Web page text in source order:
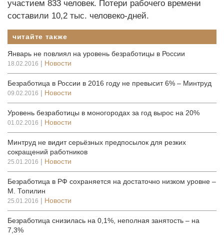
участием 833 человек. Потери рабочего времени
составили 10,2 тыс. человеко-дней.
читайте также
Январь не повлиял на уровень безработицы в России
18.02.2016 | Новости
Безработица в России в 2016 году не превысит 6% – Минтруд
09.02.2016 | Новости
Уровень безработицы в моногородах за год вырос на 20%
01.02.2016 | Новости
Минтруд не видит серьёзных предпосылок для резких
сокращений работников
25.01.2016 | Новости
Безработица в РФ сохраняется на достаточно низком уровне –
М. Топилин
25.01.2016 | Новости
Безработица снизилась на 0,1%, неполная занятость – на
7,3%